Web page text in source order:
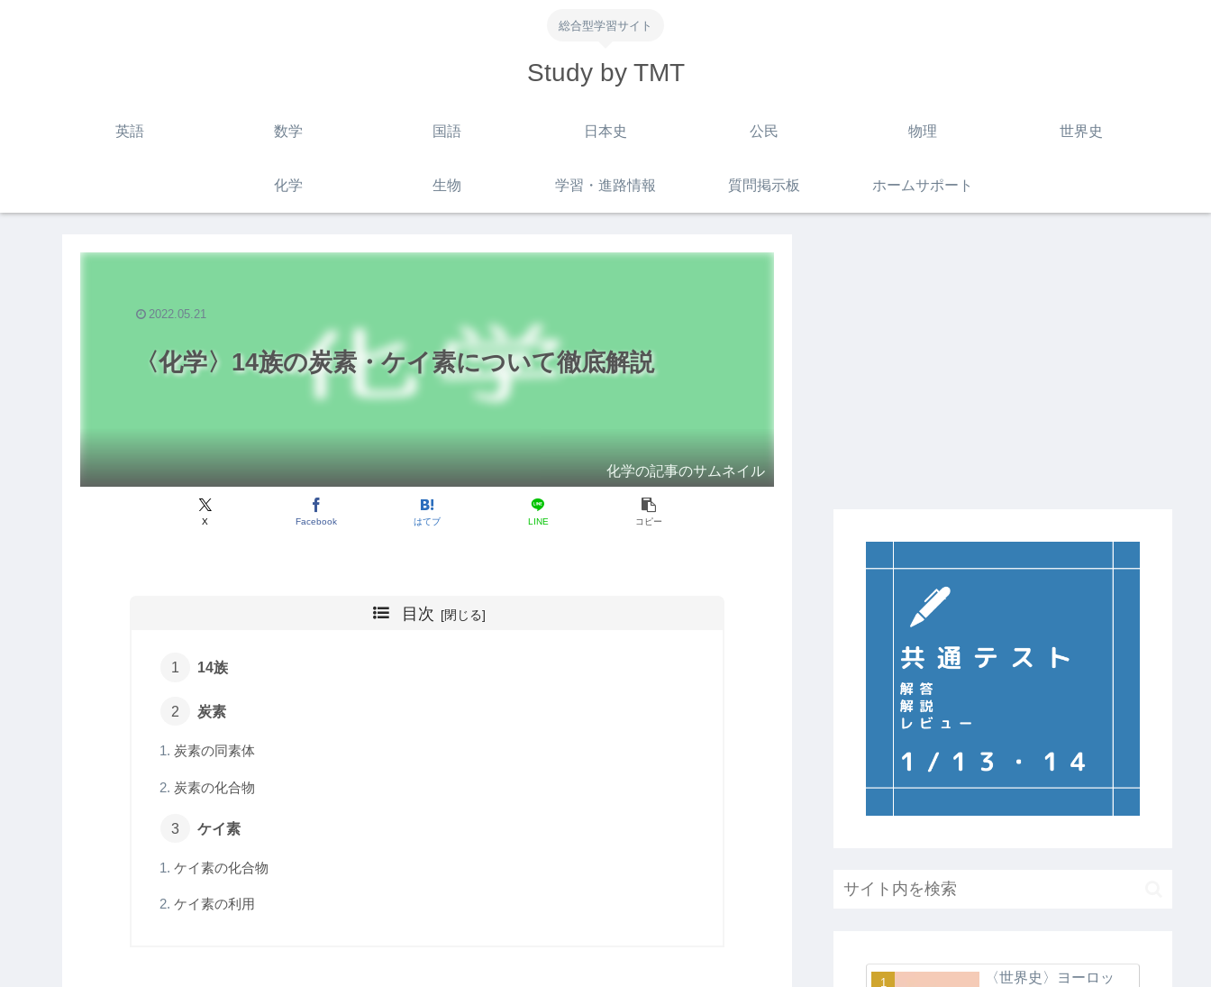
総合型学習サイト
Study by TMT
英語 数学 国語 日本史 公民 物理 世界史
化学 生物 学習・進路情報 質問掲示板 ホームサポート
〈化学〉14族の炭素・ケイ素について徹底解説
化学の記事のサムネイル
X Facebook はてブ LINE コピー
2022.05.21
目次
14族
炭素
炭素の同素体
炭素の化合物
ケイ素
ケイ素の化合物
ケイ素の利用
〈世界史〉ヨーロッ